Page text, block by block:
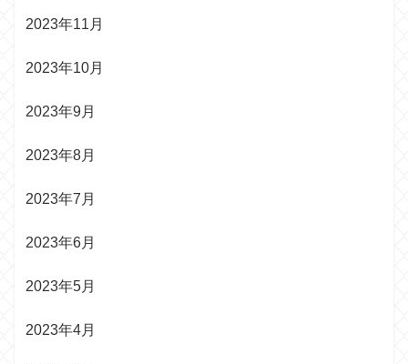
2023年11月
2023年10月
2023年9月
2023年8月
2023年7月
2023年6月
2023年5月
2023年4月